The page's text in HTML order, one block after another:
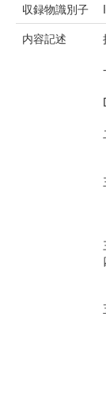
収録物識別子
内容記述